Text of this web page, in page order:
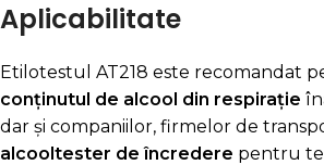
Aplicabilitate
Etilotestul AT218 este recomandat
conținutul de alcool din respirație
dar și companiilor, firmelor de
alcooltester de încredere pentru